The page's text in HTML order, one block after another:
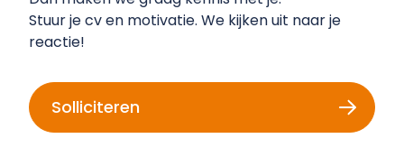
Stuur je cv en motivatie. We kijken uit naar je
reactie!
Solliciteren